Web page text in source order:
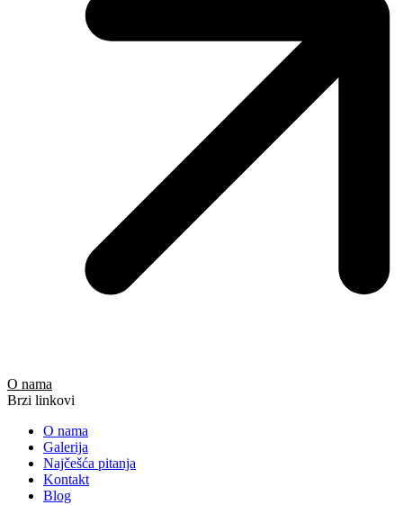
O nama
Brzi linkovi
O nama
Galerija
Najčešća pitanja
Kontakt
Blog